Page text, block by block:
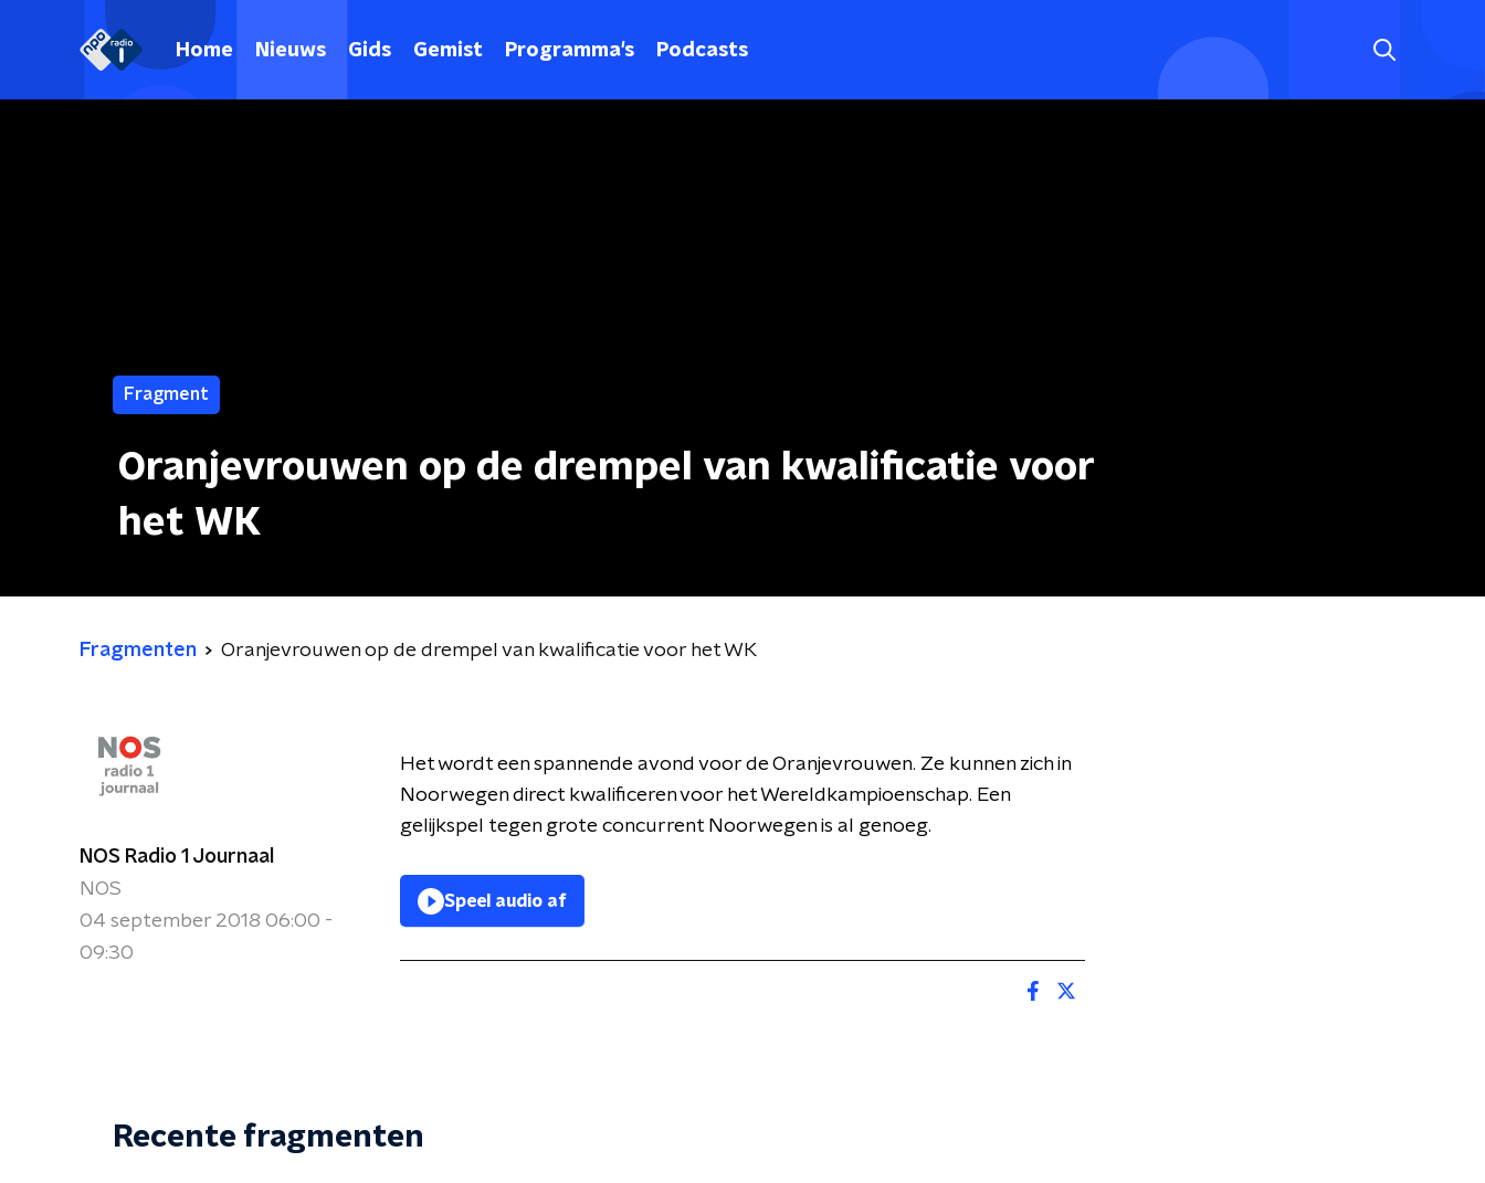
Home Nieuws Gids Gemist Programma's Podcasts
Fragment
Oranjevrouwen op de drempel van kwalificatie voor
het WK
Fragmenten Oranjevrouwen op de drempel van kwalificatie voor het WK
NOS Radio 1 Journaal
NOS
04 september 2018 06:00 -
09:30
Het wordt een spannende avond voor de Oranjevrouwen. Ze kunnen zich in
Noorwegen direct kwalificeren voor het Wereldkampioenschap. Een
gelijkspel tegen grote concurrent Noorwegen is al genoeg.
Speel audio af
Recente fragmenten